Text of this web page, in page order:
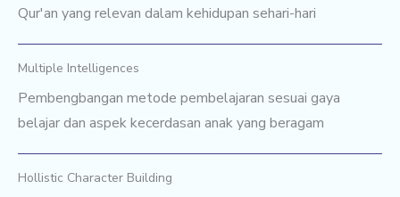
Qur'an yang relevan dalam kehidupan sehari-hari
Multiple Intelligences
Pembengbangan metode pembelajaran sesuai gaya
belajar dan aspek kecerdasan anak yang beragam
Hollistic Character Building